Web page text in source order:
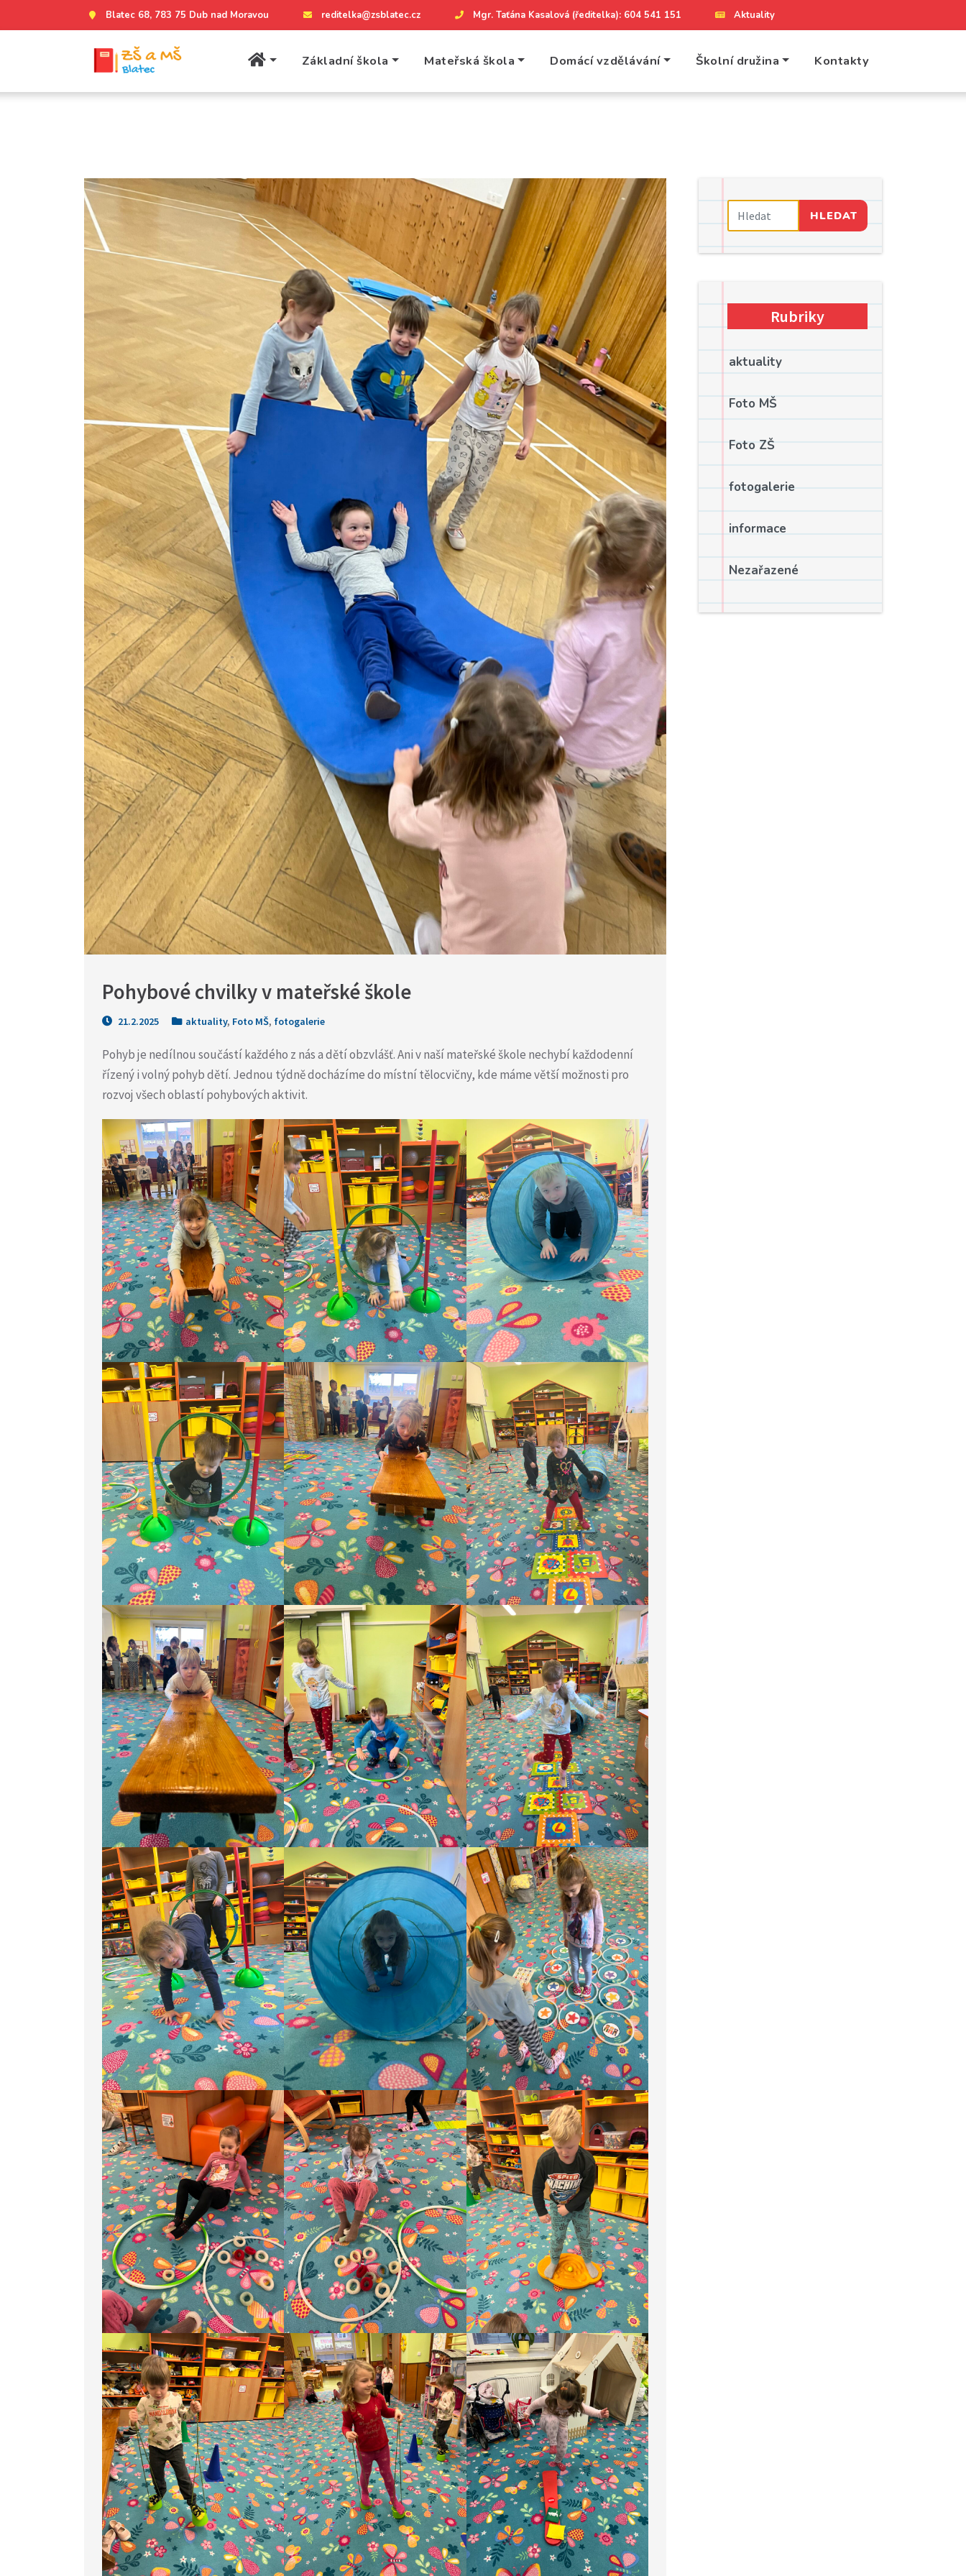
Blatec 68, 783 75 Dub nad Moravou reditelka@zsblatec.cz Mgr. Taťána Kasalová (ředitelka): 604 541 151 Aktuality
Základní škola Mateřská škola Domácí vzdělávání Školní družina Kontakty
Pohybové chvilky v mateřské škole
21.2.2025 aktuality, Foto MŠ, fotogalerie
Pohyb je nedílnou součástí každého z nás a dětí obzvlášť. Ani v naší mateřské škole nechybí každodenní
řízený i volný pohyb dětí. Jednou týdně docházíme do místní tělocvičny, kde máme větší možnosti pro
rozvoj všech oblastí pohybových aktivit.
HLEDAT
Rubriky
aktuality
Foto MŠ
Foto ZŠ
fotogalerie
informace
Nezařazené